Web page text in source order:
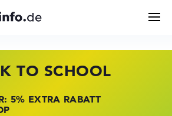
TO SCHOOL
5% EXTRA RABATT
DEALS
NOTEBOOKS BEI HP
DEALS
JETZT